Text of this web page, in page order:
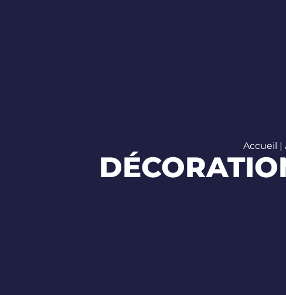
Accueil |